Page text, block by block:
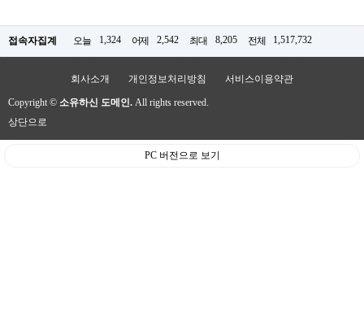
접속자집계 오늘 1,324 어제 2,542 최대 8,205 전체 1,517,732
회사소개 개인정보처리방침 서비스이용약관
Copyright © 소유하신 도메인. All rights reserved.
상단으로
PC 버전으로 보기